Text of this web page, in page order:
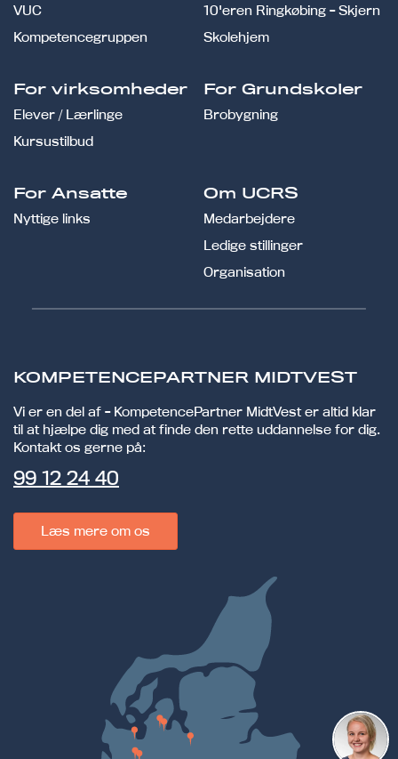
VUC
Kompetencegruppen
10'eren Ringkøbing - Skjern
Skolehjem
For virksomheder
Elever / Lærlinge
Kursustilbud
For Grundskoler
Brobygning
For Ansatte
Nyttige links
Om UCRS
Medarbejdere
Ledige stillinger
Organisation
KOMPETENCEPARTNER MIDTVEST
Vi er en del af - KompetencePartner MidtVest er altid klar
til at hjælpe dig med at finde den rette uddannelse for dig.
Kontakt os gerne på:
99 12 24 40
Læs mere om os